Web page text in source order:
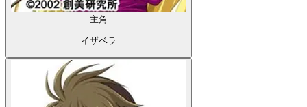
主角
イザベラ